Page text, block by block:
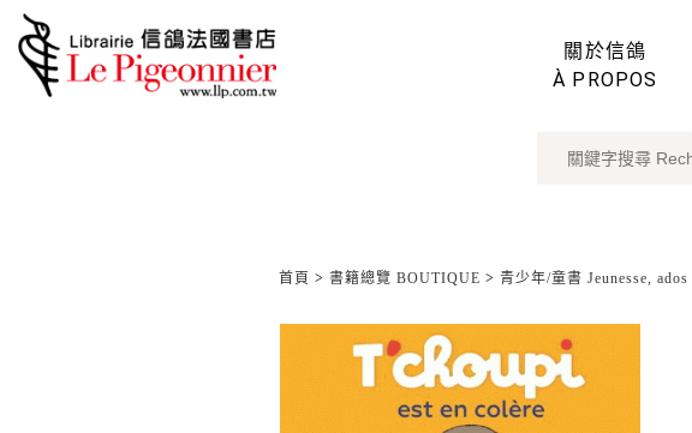
關於信鴿
À PROPOS
首頁 > 書籍總覽 BOUTIQUE > 青少年/童書 Jeunesse, ados